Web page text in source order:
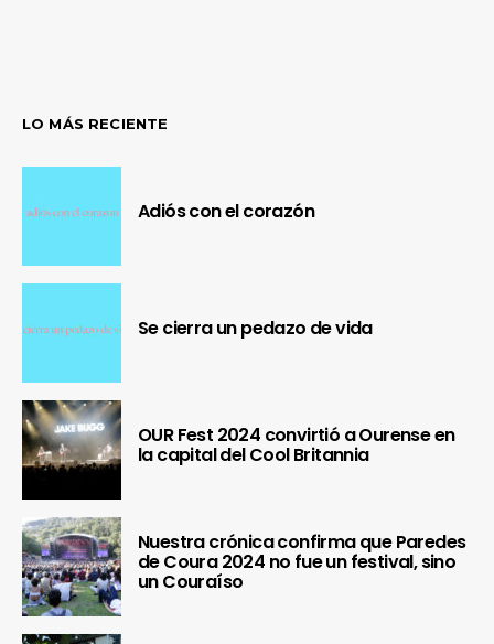
LO MÁS RECIENTE
Adiós con el corazón
Se cierra un pedazo de vida
OUR Fest 2024 convirtió a Ourense en
la capital del Cool Britannia
Nuestra crónica confirma que Paredes
de Coura 2024 no fue un festival, sino
un Couraíso